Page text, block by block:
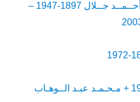
آســـيـــا 1912-1986 – أحــمــد جــلال 1897-1947 –
أم كــلثـــوم 1904 – 1975 + مـحـمـد عبـد الــوهـاب